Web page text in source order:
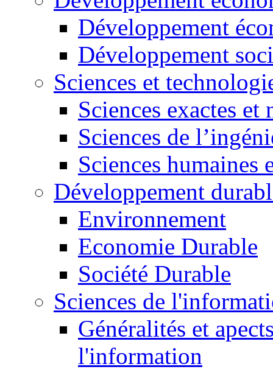
Développement
Développement
Sciences et
Sciences exactes et
Sciences de
Sciences humaines
Développement
Environnement
Economie Durable
Société Durable
Sciences de
Généralités et
l'information